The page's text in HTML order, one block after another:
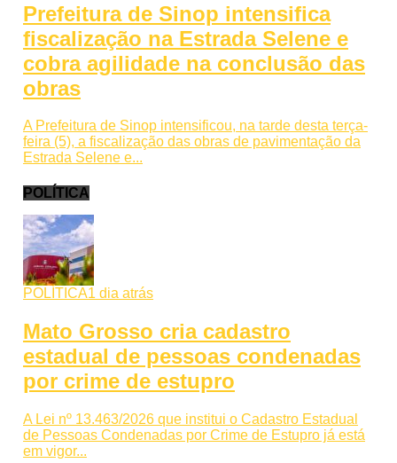
Prefeitura de Sinop intensifica
fiscalização na Estrada Selene e
cobra agilidade na conclusão das
obras
A Prefeitura de Sinop intensificou, na tarde desta terça-
feira (5), a fiscalização das obras de pavimentação da
Estrada Selene e...
POLÍTICA
POLÍTICA1 dia atrás
Mato Grosso cria cadastro
estadual de pessoas condenadas
por crime de estupro
A Lei nº 13.463/2026 que institui o Cadastro Estadual
de Pessoas Condenadas por Crime de Estupro já está
em vigor...